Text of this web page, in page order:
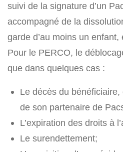
suivi de la signature d’un
accompagné de la
garde d’au moins un enfant,
Pour le PERCO, le
que dans quelques cas :
Le décès du
de son partenaire de
L’expiration des droits à
Le surendettement;